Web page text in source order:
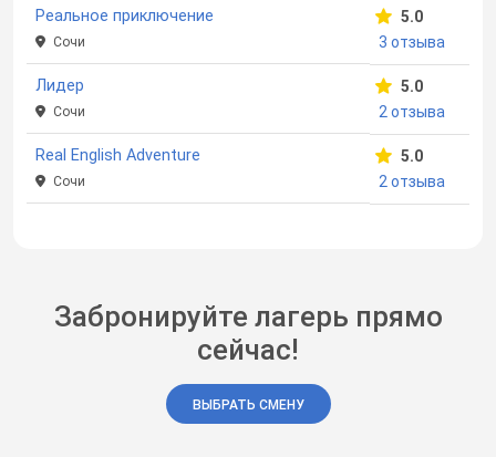
Реальное приключение
Сочи
5.0
3 отзыва
Лидер
Сочи
5.0
2 отзыва
Real English Adventure
Сочи
5.0
2 отзыва
Забронируйте лагерь прямо
сейчас!
ВЫБРАТЬ СМЕНУ